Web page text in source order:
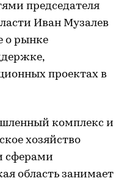
председателя
Иван Музалев
о рынке
проектах в
комплекс и
хозяйство
сферами
область занимает